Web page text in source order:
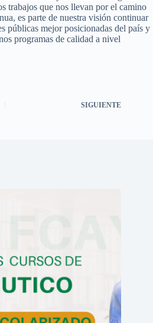
trabajos que nos llevan por el camino
es parte de nuestra visión continuar
públicas mejor posicionadas del país y
programas de calidad a nivel
SIGUIENTE